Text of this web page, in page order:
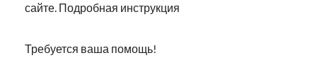
сайте. Подробная инструкция
Требуется ваша помощь!